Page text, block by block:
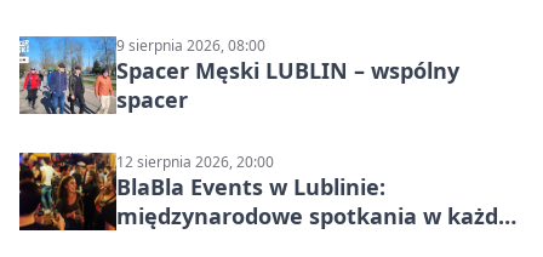
9 sierpnia 2026, 08:00
Spacer Męski LUBLIN – wspólny
spacer
12 sierpnia 2026, 20:00
BlaBla Events w Lublinie:
międzynarodowe spotkania w każdą